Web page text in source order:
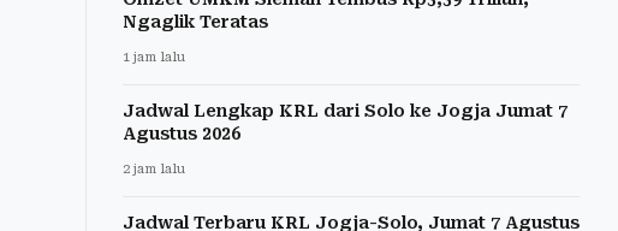
Ngaglik Teratas
1 jam lalu
Jadwal Lengkap KRL dari Solo ke Jogja Jumat 7
Agustus 2026
2 jam lalu
Jadwal Terbaru KRL Jogja-Solo, Jumat 7 Agustus